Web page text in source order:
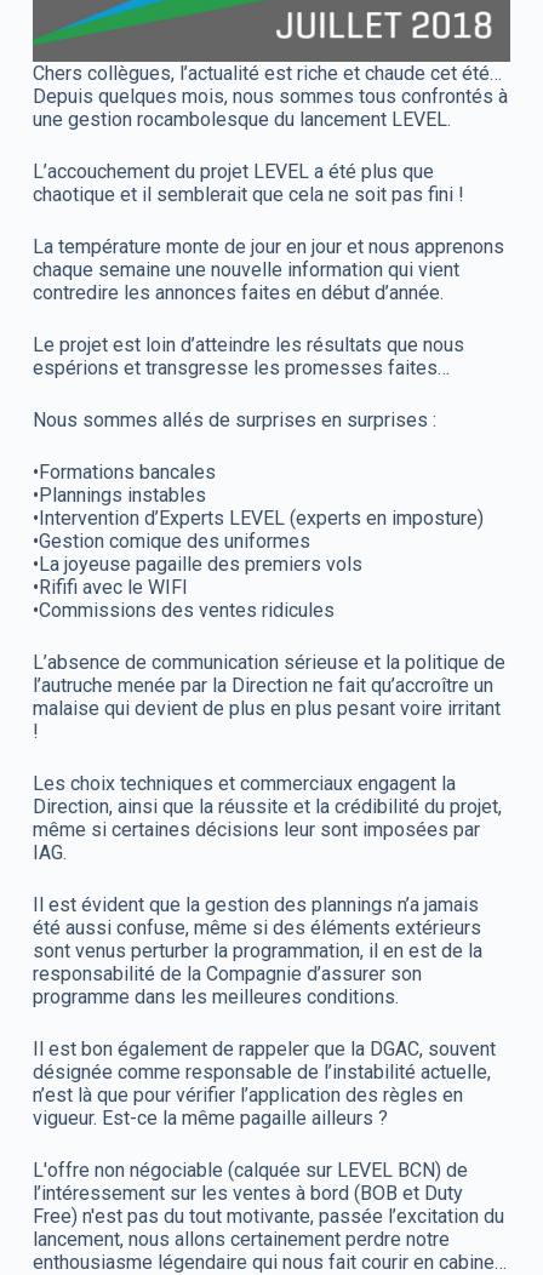
Chers collègues, l’actualité est riche et chaude cet été…
Depuis quelques mois, nous sommes tous confrontés à
une gestion rocambolesque du lancement LEVEL.
L’accouchement du projet LEVEL a été plus que
chaotique et il semblerait que cela ne soit pas fini !
La température monte de jour en jour et nous apprenons
chaque semaine une nouvelle information qui vient
contredire les annonces faites en début d’année.
Le projet est loin d’atteindre les résultats que nous
espérions et transgresse les promesses faites…
Nous sommes allés de surprises en surprises :
•Formations bancales
•Plannings instables
•Intervention d’Experts LEVEL (experts en imposture)
•Gestion comique des uniformes
•La joyeuse pagaille des premiers vols
•Rififi avec le WIFI
•Commissions des ventes ridicules
L’absence de communication sérieuse et la politique de
l’autruche menée par la Direction ne fait qu’accroître un
malaise qui devient de plus en plus pesant voire irritant
!
Les choix techniques et commerciaux engagent la
Direction, ainsi que la réussite et la crédibilité du projet,
même si certaines décisions leur sont imposées par
IAG.
Il est évident que la gestion des plannings n’a jamais
été aussi confuse, même si des éléments extérieurs
sont venus perturber la programmation, il en est de la
responsabilité de la Compagnie d’assurer son
programme dans les meilleures conditions.
Il est bon également de rappeler que la DGAC, souvent
désignée comme responsable de l’instabilité actuelle,
n’est là que pour vérifier l’application des règles en
vigueur. Est-ce la même pagaille ailleurs ?
L'offre non négociable (calquée sur LEVEL BCN) de
l’intéressement sur les ventes à bord (BOB et Duty
Free) n'est pas du tout motivante, passée l’excitation du
lancement, nous allons certainement perdre notre
enthousiasme légendaire qui nous fait courir en cabine…